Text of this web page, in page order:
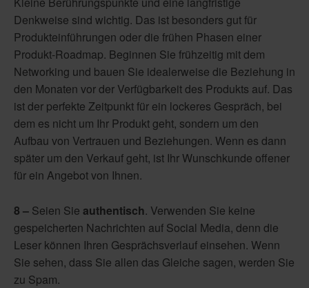
Denkweise sind wichtig. Das ist besonders gut für
Produkteinführungen oder die frühen Phasen einer
Produkt-Roadmap. Beginnen Sie frühzeitig mit dem
Networking und bauen Sie idealerweise die Beziehung in
den Monaten vor der Verfügbarkeit des Produkts auf. Das
ist der perfekte Zeitpunkt für ein lockeres Gespräch, bei
dem es nicht um Ihr Produkt geht, sondern um den
Aufbau von Vertrauen und Beziehungen. Wenn es dann
später um den Verkauf geht, ist Ihr Wunschkunde offener
für ein Angebot von Ihnen.
8 – Seien Sie authentisch. Verwenden Sie keine
gespeicherten Nachrichten auf Social Media, denn die
Leser können Ihren Gesprächsverlauf einsehen. Wenn
Sie sehen, dass Sie allen das Gleiche sagen, werden Sie
zu Spam.